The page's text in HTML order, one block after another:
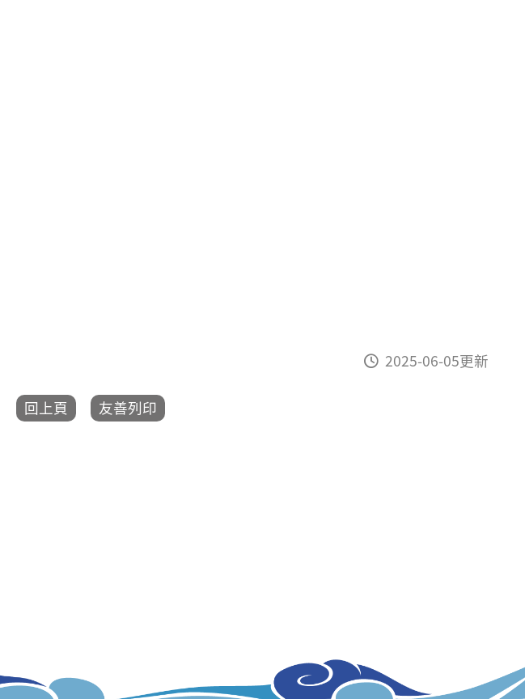
2025-06-05更新